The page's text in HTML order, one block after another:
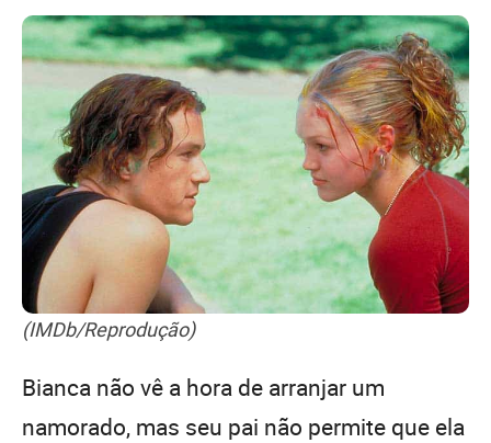
(IMDb/Reprodução)
Bianca não vê a hora de arranjar um
namorado, mas seu pai não permite que ela